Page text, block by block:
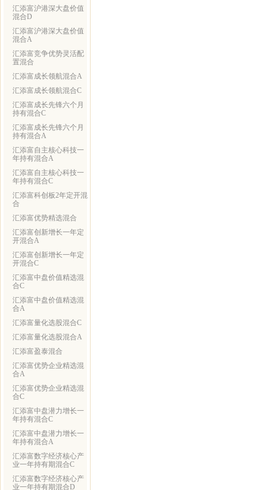
汇添富沪港深大盘价值
混合D
汇添富沪港深大盘价值
混合A
汇添富竞争优势灵活配
置混合
汇添富成长领航混合A
汇添富成长领航混合C
汇添富成长先锋六个月
持有混合C
汇添富成长先锋六个月
持有混合A
汇添富自主核心科技一
年持有混合A
汇添富自主核心科技一
年持有混合C
汇添富科创板2年定开混
合
汇添富优势精选混合
汇添富创新增长一年定
开混合A
汇添富创新增长一年定
开混合C
汇添富中盘价值精选混
合C
汇添富中盘价值精选混
合A
汇添富量化选股混合C
汇添富量化选股混合A
汇添富盈泰混合
汇添富优势企业精选混
合A
汇添富优势企业精选混
合C
汇添富中盘潜力增长一
年持有混合C
汇添富中盘潜力增长一
年持有混合A
汇添富数字经济核心产
业一年持有期混合C
汇添富数字经济核心产
业一年持有期混合D